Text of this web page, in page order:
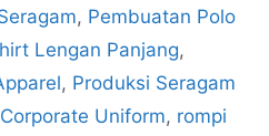
, Pembuatan Polo
Lengan Panjang,
, Produksi Seragam
Uniform, rompi